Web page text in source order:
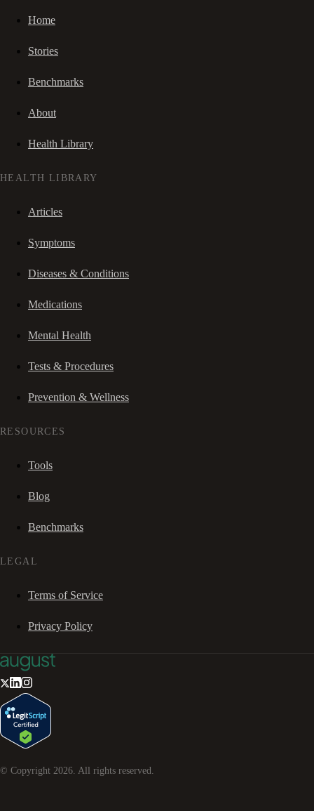
Home
Stories
Benchmarks
About
Health Library
HEALTH LIBRARY
Articles
Symptoms
Diseases & Conditions
Medications
Mental Health
Tests & Procedures
Prevention & Wellness
RESOURCES
Tools
Blog
Benchmarks
LEGAL
Terms of Service
Privacy Policy
© Copyright 2026. All rights reserved.